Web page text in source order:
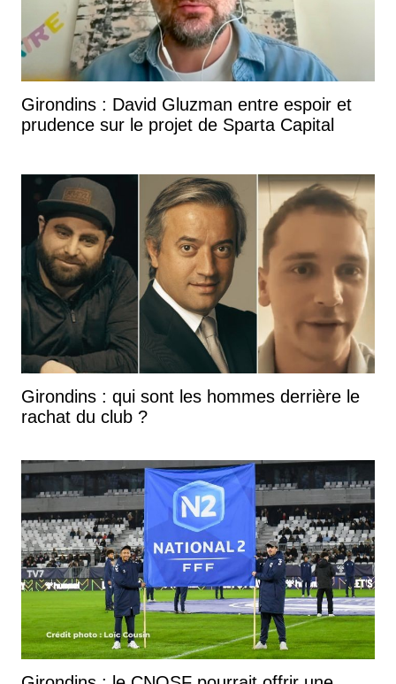
Girondins : David Gluzman entre espoir et
prudence sur le projet de Sparta Capital
Girondins : qui sont les hommes derrière le
rachat du club ?